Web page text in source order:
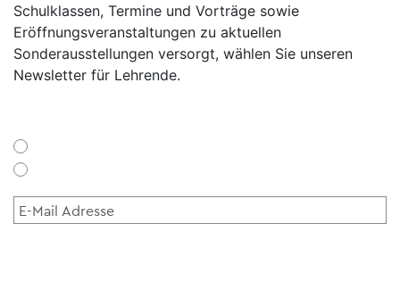
Schulklassen, Termine und Vorträge sowie
Eröffnungsveranstaltungen zu aktuellen
Sonderausstellungen versorgt, wählen Sie unseren
Newsletter für Lehrende.